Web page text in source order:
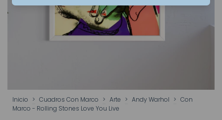
Inicio > Cuadros Con Marco > Arte > Andy Warhol > Con
Marco - Rolling Stones Love You Live